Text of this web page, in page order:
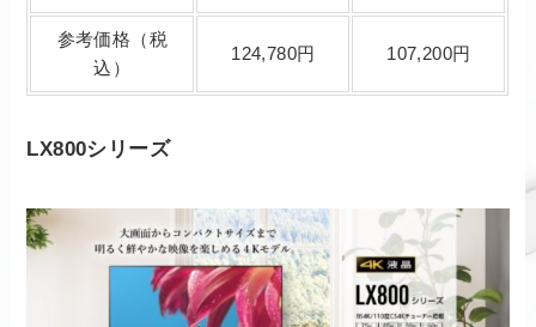
参考価格（税
込）
124,780円 107,200円
LX800シリーズ